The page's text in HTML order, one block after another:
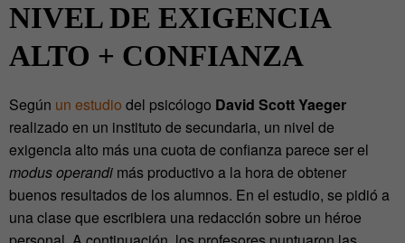
NIVEL DE EXIGENCIA
ALTO + CONFIANZA
Según un estudio del psicólogo David Scott Yaeger
realizado en un instituto de secundaria, un nivel de
exigencia alto más una cuota de confianza parece ser el
modus operandi más productivo a la hora de obtener
buenos resultados de los alumnos. En el estudio, se pidió a
una clase que escribiera una redacción sobre un héroe